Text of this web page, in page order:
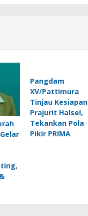
Pangdam
XV/Pattimura
Tinjau Kesiapan
Prajurit Halsel,
Tekankan Pola
Pikir PRIMA